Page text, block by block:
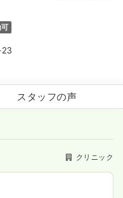
ニック
スタッフの声
クリニック